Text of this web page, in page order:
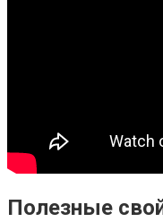
Полезные